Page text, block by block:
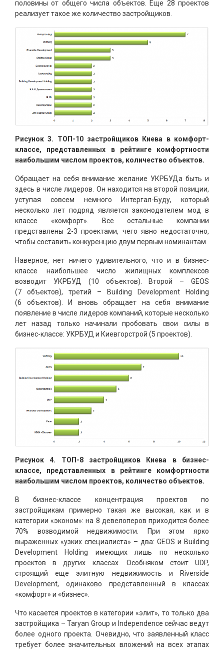
половины от общего числа объектов. Еще 28 проектов
реализует такое же количество застройщиков.
Рисунок 3. ТОП-10 застройщиков Киева в комфорт-
классе, представленных в рейтинге комфортности
наибольшим числом проектов, количество объектов.
Обращает на себя внимание желание УКРБУДа быть и
здесь в числе лидеров. Он находится на второй позиции,
уступая совсем немного Интергал-Буду, который
несколько лет подряд является законодателем мод в
классе «комфорт». Все остальные компании
представлены 2-3 проектами, чего явно недостаточно,
чтобы составить конкуренцию двум первым номинантам.
Наверное, нет ничего удивительного, что и в бизнес-
классе наибольшее число жилищных комплексов
возводит УКРБУД (10 объектов). Второй – GEOS
(7 объектов), третий – Building Development Holding
(6 объектов). И вновь обращает на себя внимание
появление в числе лидеров компаний, которые несколько
лет назад только начинали пробовать свои силы в
бизнес-классе: УКРБУД и Киевгорстрой (5 проектов).
Рисунок 4. ТОП-8 застройщиков Киева в бизнес-
классе, представленных в рейтинге комфортности
наибольшим числом проектов, количество объектов.
В бизнес-классе концентрация проектов по
застройщикам примерно такая же высокая, как и в
категории «эконом»: на 8 девелоперов приходится более
70% возводимой недвижимости. При этом ярко
выраженных «узких специалиста» – два: GEOS и Building
Development Holding имеющих лишь по несколько
проектов в других классах. Особняком стоит UDP,
строящий еще элитную недвижимость и Riverside
Development, одинаково представленный в классах
«комфорт» и «бизнес».
Что касается проектов в категории «элит», то только два
застройщика – Taryan Group и Independence сейчас ведут
более одного проекта. Очевидно, что заявленный класс
требует более значительных вложений на всех этапах